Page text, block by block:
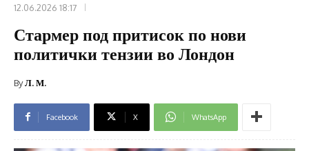
12.06.2026 18:17
Стармер под притисок по нови
политички тензии во Лондон
ByЛ. М.
Facebook X WhatsApp